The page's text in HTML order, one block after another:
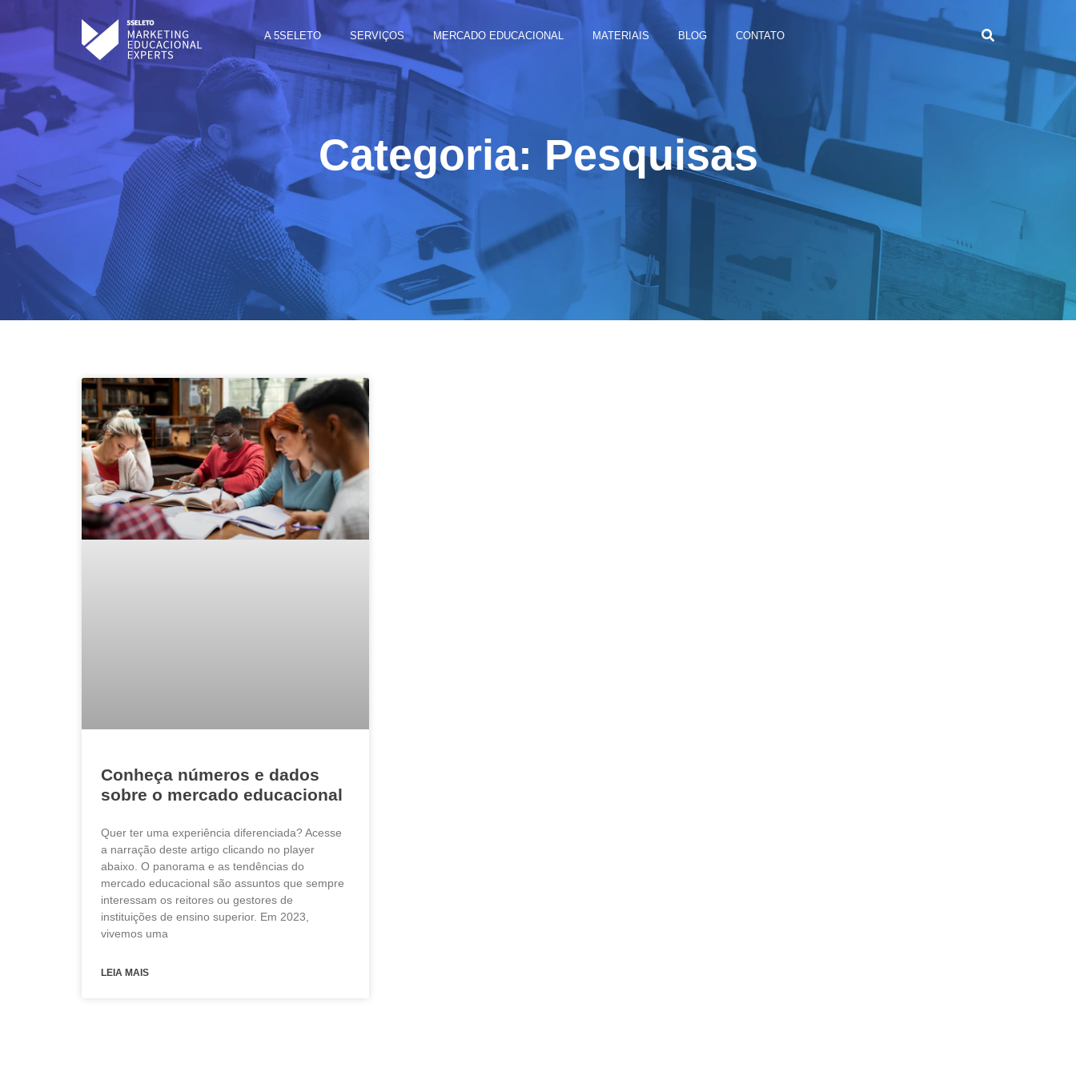
A 5SELETO SERVIÇOS MERCADO EDUCACIONAL MATERIAIS BLOG CONTATO
Categoria: Pesquisas
Conheça números e dados
sobre o mercado educacional
Quer ter uma experiência diferenciada? Acesse
a narração deste artigo clicando no player
abaixo. O panorama e as tendências do
mercado educacional são assuntos que sempre
interessam os reitores ou gestores de
instituições de ensino superior. Em 2023,
vivemos uma
LEIA MAIS